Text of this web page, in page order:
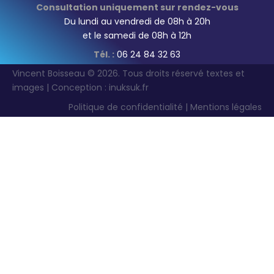
Consultation uniquement sur rendez-vous
Du lundi au vendredi de 08h à 20h
et le samedi de 08h à 12h
Tél. : 06 24 84 32 63
Vincent Boisseau © 2026. Tous droits réservé textes et
images | Conception : inuksuk.fr
Politique de confidentialité | Mentions légales